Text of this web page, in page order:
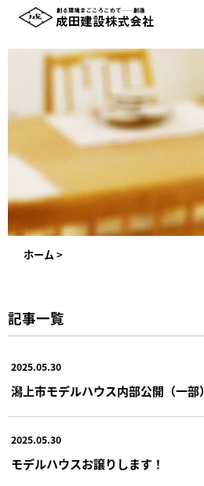
ホーム >
記事一覧
2025.05.30
潟上市モデルハウス内部公開（一部）
2025.05.30
モデルハウスお譲りします！